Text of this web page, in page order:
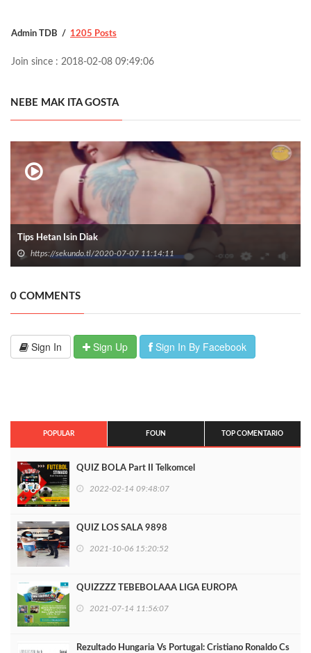
Admin TDB 1205 Posts
Join since : 2018-02-08 09:49:06
NEBE MAK ITA GOSTA
Tips Hetan Isin Diak
https://sekundo.tl/2020-07-07 11:14:11
0 COMMENTS
Sign In Sign Up Sign In By Facebook
POPULAR FOUN TOP COMENTARIO
QUIZ BOLA Part II Telkomcel
2022-02-14 09:48:07
QUIZ LOS SALA 9898
2021-10-06 15:20:52
QUIZZZZ TEBEBOLAAA LIGA EUROPA
2021-07-14 11:56:07
Rezultado Hungaria Vs Portugal: Cristiano Ronaldo Cs